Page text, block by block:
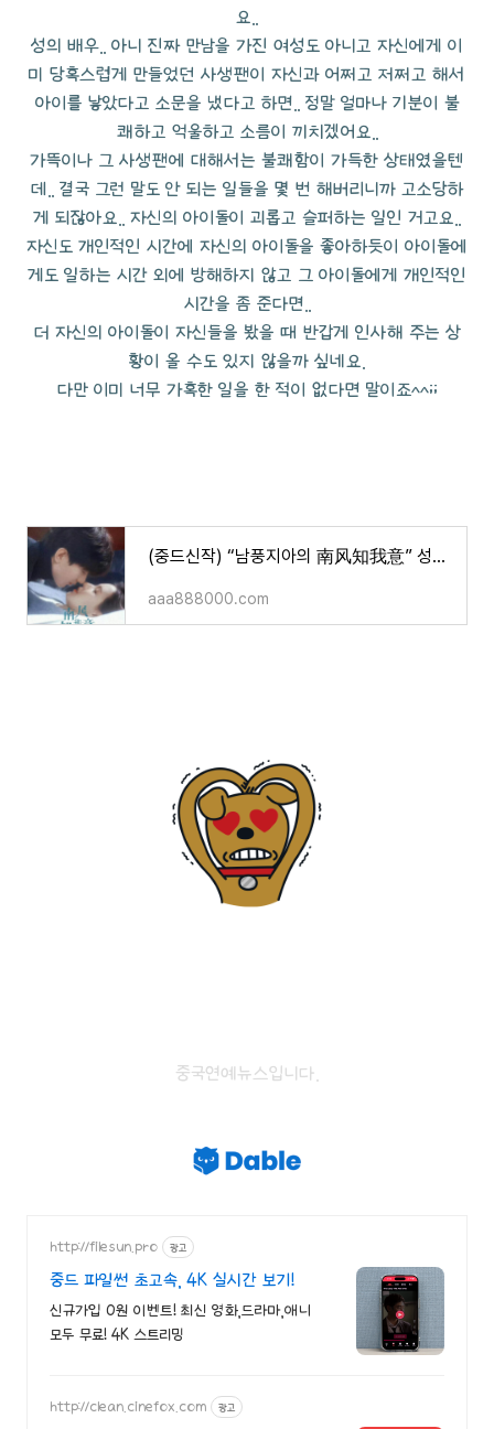
요..
성의 배우.. 아니 진짜 만남을 가진 여성도 아니고 자신에게 이
미 당혹스럽게 만들었던 사생팬이 자신과 어쩌고 저쩌고 해서
아이를 낳았다고 소문을 냈다고 하면.. 정말 얼마나 기분이 불
쾌하고 억울하고 소름이 끼치겠어요..
가뜩이나 그 사생팬에 대해서는 불쾌함이 가득한 상태였을텐
데.. 결국 그런 말도 안 되는 일들을 몇 번 해버리니까 고소당하
게 되잖아요.. 자신의 아이돌이 괴롭고 슬퍼하는 일인 거고요..
자신도 개인적인 시간에 자신의 아이돌을 좋아하듯이 아이돌에
게도 일하는 시간 외에 방해하지 않고 그 아이돌에게 개인적인
시간을 좀 준다면..
더 자신의 아이돌이 자신들을 봤을 때 반갑게 인사해 주는 상
황이 올 수도 있지 않을까 싶네요.
다만 이미 너무 가혹한 일을 한 적이 없다면 말이죠^^;;
(중드신작) “남풍지아의 南风知我意” 성의, 장여희 주연/소개/줄거리/ 영상
aaa888000.com
중국연예뉴스입니다.
http://filesun.pro 광고
중드 파일썬 초고속, 4K 실시간 보기!
신규가입 0원 이벤트! 최신 영화,드라마,애니
모두 무료! 4K 스트리밍
http://clean.cinefox.com 광고